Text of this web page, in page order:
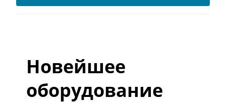
Новейшее
оборудование